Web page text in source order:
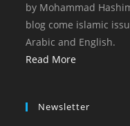
by Mohammad
blog come islamic
Arabic and English.
Read More
Newsletter